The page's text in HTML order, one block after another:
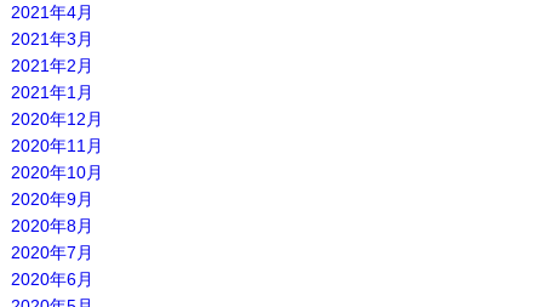
2021年4月
2021年3月
2021年2月
2021年1月
2020年12月
2020年11月
2020年10月
2020年9月
2020年8月
2020年7月
2020年6月